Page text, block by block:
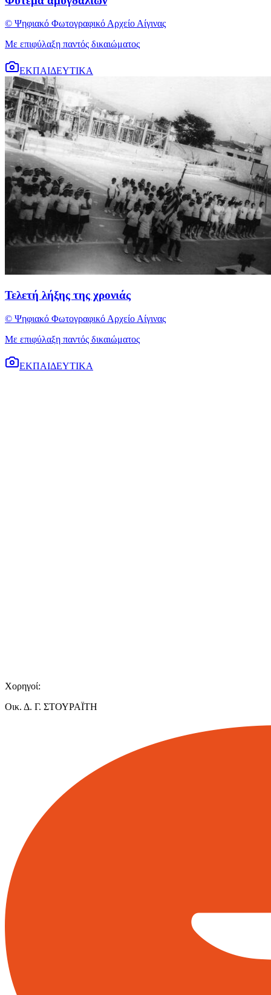
© Ψηφιακό Φωτογραφικό Αρχείο Αίγινας
Με επιφύλαξη παντός δικαιώματος
ΕΚΠΑΙΔΕΥΤΙΚΑ
Τελετή λήξης της χρονιάς
© Ψηφιακό Φωτογραφικό Αρχείο Αίγινας
Με επιφύλαξη παντός δικαιώματος
ΕΚΠΑΙΔΕΥΤΙΚΑ
Χορηγοί:
Οικ. Δ. Γ. ΣΤΟΥΡΑΪΤΗ